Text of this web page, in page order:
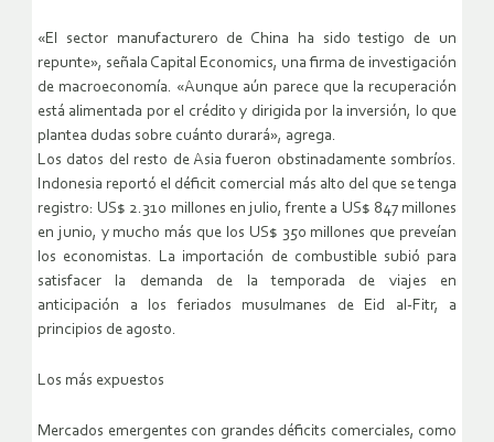
«El sector manufacturero de China ha sido testigo de un
repunte», señala Capital Economics, una firma de investigación
de macroeconomía. «Aunque aún parece que la recuperación
está alimentada por el crédito y dirigida por la inversión, lo que
plantea dudas sobre cuánto durará», agrega.
Los datos del resto de Asia fueron obstinadamente sombríos.
Indonesia reportó el déficit comercial más alto del que se tenga
registro: US$ 2.310 millones en julio, frente a US$ 847 millones
en junio, y mucho más que los US$ 350 millones que preveían
los economistas. La importación de combustible subió para
satisfacer la demanda de la temporada de viajes en
anticipación a los feriados musulmanes de Eid al-Fitr, a
principios de agosto.
Los más expuestos
Mercados emergentes con grandes déficits comerciales, como